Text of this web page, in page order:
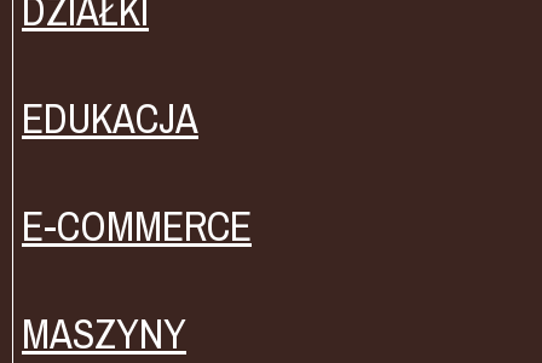
EDUKACJA
E-COMMERCE
MASZYNY